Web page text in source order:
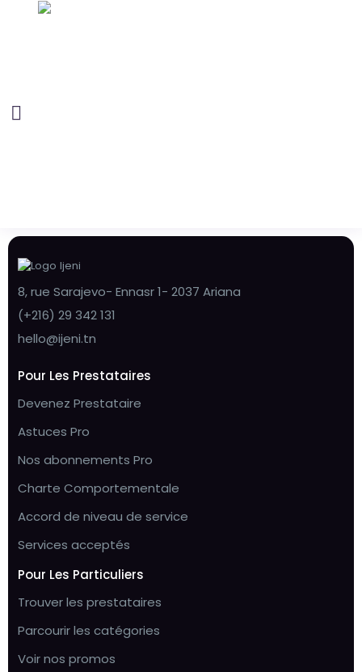
8, rue Sarajevo- Ennasr 1- 2037 Ariana
(+216) 29 342 131
hello@ijeni.tn
Pour Les Prestataires
Devenez Prestataire
Astuces Pro
Nos abonnements Pro
Charte Comportementale
Accord de niveau de service
Services acceptés
Pour Les Particuliers
Trouver les prestataires
Parcourir les catégories
Voir nos promos